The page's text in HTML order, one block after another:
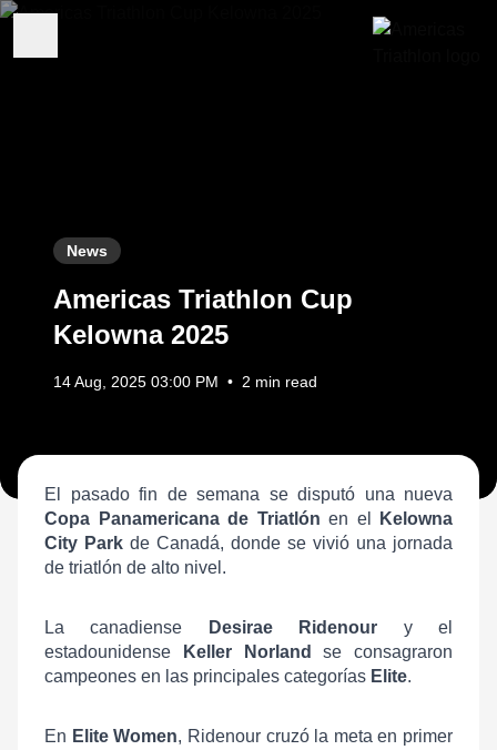
News
Americas Triathlon Cup
Kelowna 2025
14 Aug, 2025 03:00 PM • 2 min read
El pasado fin de semana se disputó una nueva
Copa Panamericana de Triatlón en el
Kelowna
City Park de Canadá, donde se vivió una jornada
de triatlón de alto nivel.
La canadiense Desirae Ridenour y el
estadounidense
Keller Norland
se consagraron
campeones en las principales categorías Elite.
En Elite Women, Ridenour cruzó la meta en primer